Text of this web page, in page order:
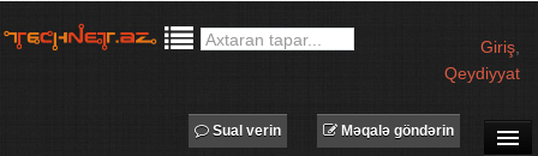
Giriş
Qeydiyyat
Məqalə göndərin
Sual verin